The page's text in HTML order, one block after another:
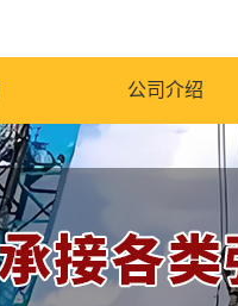
公司介绍